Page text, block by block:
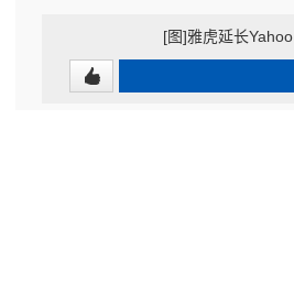
[图]雅虎延长